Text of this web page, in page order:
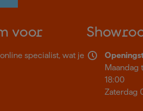
voor
specialist, wat je
Maandag
18:00
Zaterdag